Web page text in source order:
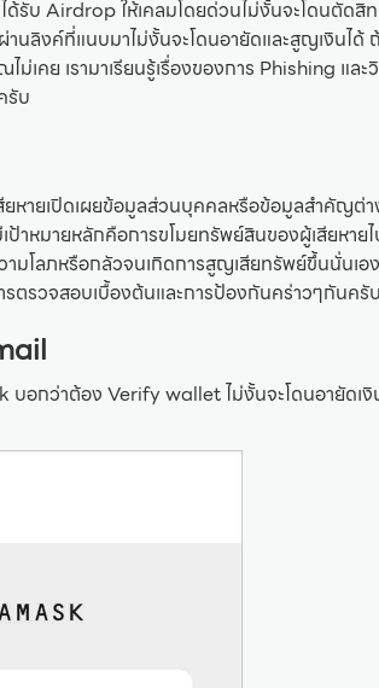
รับ Airdrop ให้เคลมโดยด่วนไม่งั้นจะโดนตัดสิ
ลิงค์ที่แนบมาไม่งั้นจะโดนอายัดและสูญเงินได้
คย เรามาเรียนรู้เรื่องของการ Phishing และ
รับ
หายเปิดเผยข้อมูลส่วนบุคคลหรือข้อมูลสำคัญต่า
หมายหลักคือการขโมยทรัพย์สินของผู้เสียหาย
ามโลภหรือกลัวจนเกิดการสูญเสียทรัพย์ขึ้นนั่นเอง
รตรวจสอบเบื้องต้นและการป้องกันคร่าวๆกันครับ
บอกว่าต้อง Verify wallet ไม่งั้นจะโดนอายัดเงิ